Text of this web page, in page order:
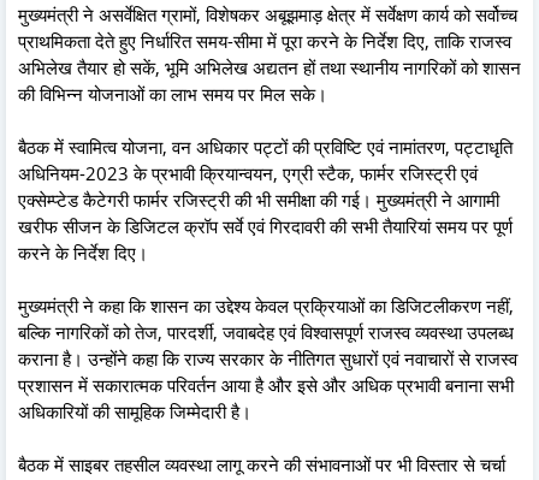
मुख्यमंत्री ने असर्वेक्षित ग्रामों, विशेषकर अबूझमाड़ क्षेत्र में सर्वेक्षण कार्य को सर्वोच्च
प्राथमिकता देते हुए निर्धारित समय-सीमा में पूरा करने के निर्देश दिए, ताकि राजस्व
अभिलेख तैयार हो सकें, भूमि अभिलेख अद्यतन हों तथा स्थानीय नागरिकों को शासन
की विभिन्न योजनाओं का लाभ समय पर मिल सके।
बैठक में स्वामित्व योजना, वन अधिकार पट्टों की प्रविष्टि एवं नामांतरण, पट्टाधृति
अधिनियम-2023 के प्रभावी क्रियान्वयन, एग्री स्टैक, फार्मर रजिस्ट्री एवं
एक्सेम्प्टेड कैटेगरी फार्मर रजिस्ट्री की भी समीक्षा की गई। मुख्यमंत्री ने आगामी
खरीफ सीजन के डिजिटल क्रॉप सर्वे एवं गिरदावरी की सभी तैयारियां समय पर पूर्ण
करने के निर्देश दिए।
मुख्यमंत्री ने कहा कि शासन का उद्देश्य केवल प्रक्रियाओं का डिजिटलीकरण नहीं,
बल्कि नागरिकों को तेज, पारदर्शी, जवाबदेह एवं विश्वासपूर्ण राजस्व व्यवस्था उपलब्ध
कराना है। उन्होंने कहा कि राज्य सरकार के नीतिगत सुधारों एवं नवाचारों से राजस्व
प्रशासन में सकारात्मक परिवर्तन आया है और इसे और अधिक प्रभावी बनाना सभी
अधिकारियों की सामूहिक जिम्मेदारी है।
बैठक में साइबर तहसील व्यवस्था लागू करने की संभावनाओं पर भी विस्तार से चर्चा